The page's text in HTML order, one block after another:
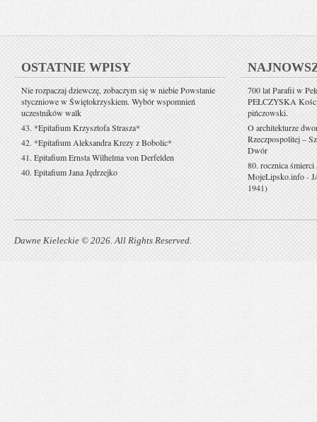
OSTATNIE WPISY
Nie rozpaczaj dziewczę, zobaczym się w niebie Powstanie
styczniowe w Świętokrzyskiem. Wybór wspomnień
uczestników walk
43. *Epitafium Krzysztofa Strasza*
42. *Epitafium Aleksandra Krezy z Bobolic*
41. Epitafium Ernsta Wilhelma von Derfelden
40. Epitafium Jana Jędrzejko
700 lat Parafii w
PEŁCZYSKA
pińczowski.
O architekturze
Rzeczpospolitej –
Dwór
80. rocznica
MojeLipsko.info-
1941)
Dawne Kieleckie © 2026. All Rights Reserved.